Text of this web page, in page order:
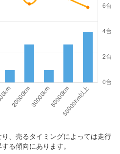
、売るタイミングによっては走行
る傾向にあります。